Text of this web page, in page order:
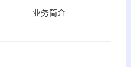
业务简介